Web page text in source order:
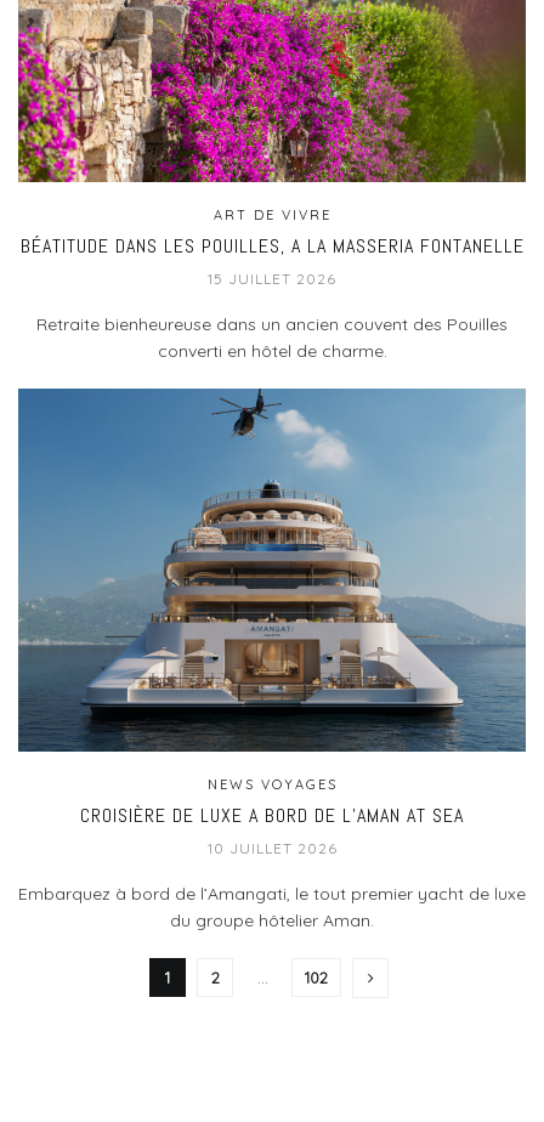
ART DE VIVRE
BÉATITUDE DANS LES POUILLES, A LA MASSERIA FONTANELLE
15 JUILLET 2026
Retraite bienheureuse dans un ancien couvent des Pouilles
converti en hôtel de charme.
NEWS VOYAGES
CROISIÈRE DE LUXE A BORD DE L’AMAN AT SEA
10 JUILLET 2026
Embarquez à bord de l’Amangati, le tout premier yacht de luxe
du groupe hôtelier Aman.
1 2 102